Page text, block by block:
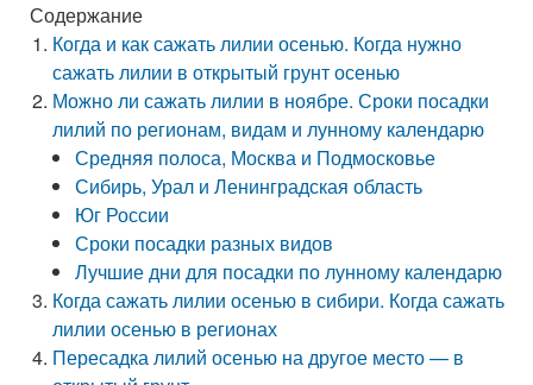
Содержание
Когда и как сажать лилии осенью. Когда нужно
сажать лилии в открытый грунт осенью
Можно ли сажать лилии в ноябре. Сроки посадки
лилий по регионам, видам и лунному календарю
Средняя полоса, Москва и Подмосковье
Сибирь, Урал и Ленинградская область
Юг России
Сроки посадки разных видов
Лучшие дни для посадки по лунному календарю
Когда сажать лилии осенью в сибири. Когда сажать
лилии осенью в регионах
Пересадка лилий осенью на другое место — в